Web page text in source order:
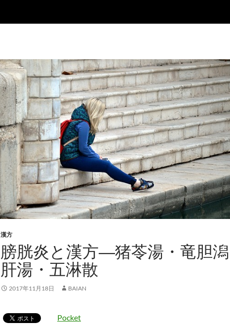
漢方
膀胱炎と漢方―猪苓湯・竜胆潟
肝湯・五淋散
2017年11月18日 BAIAN
Pocket